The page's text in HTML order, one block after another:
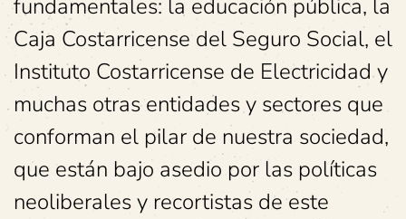
fundamentales: la educación pública, la
Caja Costarricense del Seguro Social, el
Instituto Costarricense de Electricidad y
muchas otras entidades y sectores que
conforman el pilar de nuestra sociedad,
que están bajo asedio por las políticas
neoliberales y recortistas de este